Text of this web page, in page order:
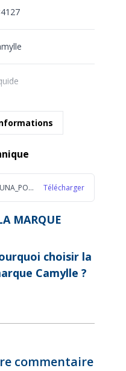
434127_FDS_VOILE_DE_SAUNA_POLYNESIE_250ML_2026_FR_1_ff20 Télécharger
MARQUE
choisir la
Camylle ?
commentaire